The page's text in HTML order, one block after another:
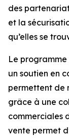
des
et la
qu’elles se
Le
un soutien en
permettent de
grâce à une
commerciales
vente permet